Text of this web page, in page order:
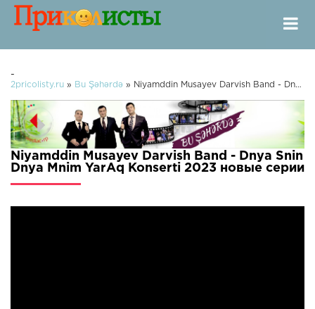
-
2pricolisty.ru » Bu Şəhərdə » Niyamddin Musayev Darvish Band - Dnya Snin Dnya Mnim YarAq Konserti 2023
Niyamddin Musayev Darvish Band - Dnya Snin
Dnya Mnim YarAq Konserti 2023 новые серии